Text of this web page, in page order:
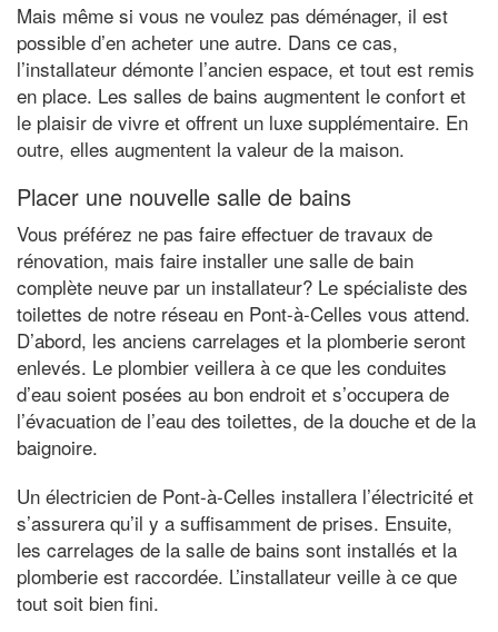
Mais même si vous ne voulez pas déménager, il est
possible d’en acheter une autre. Dans ce cas,
l’installateur démonte l’ancien espace, et tout est remis
en place. Les salles de bains augmentent le confort et
le plaisir de vivre et offrent un luxe supplémentaire. En
outre, elles augmentent la valeur de la maison.
Placer une nouvelle salle de bains
Vous préférez ne pas faire effectuer de travaux de
rénovation, mais faire installer une salle de bain
complète neuve par un installateur? Le spécialiste des
toilettes de notre réseau en Pont-à-Celles vous attend.
D’abord, les anciens carrelages et la plomberie seront
enlevés. Le plombier veillera à ce que les conduites
d’eau soient posées au bon endroit et s’occupera de
l’évacuation de l’eau des toilettes, de la douche et de la
baignoire.
Un électricien de Pont-à-Celles installera l’électricité et
s’assurera qu’il y a suffisamment de prises. Ensuite,
les carrelages de la salle de bains sont installés et la
plomberie est raccordée. L’installateur veille à ce que
tout soit bien fini.